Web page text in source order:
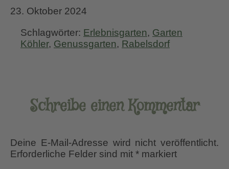
23. Oktober 2024
Schlagwörter: Erlebnisgarten, Garten
Köhler, Genussgarten, Rabelsdorf
Schreibe einen Kommentar
Deine E-Mail-Adresse wird nicht veröffentlicht.
Erforderliche Felder sind mit * markiert